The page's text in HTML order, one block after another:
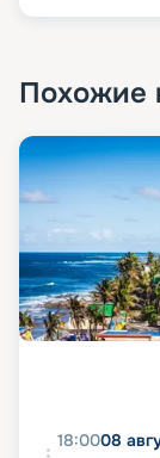
Похожие
18:0008